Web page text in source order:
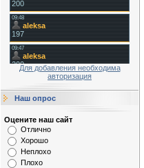
Для добавления необходима
авторизация
Наш опрос
Оцените наш сайт
Отлично
Хорошо
Неплохо
Плохо